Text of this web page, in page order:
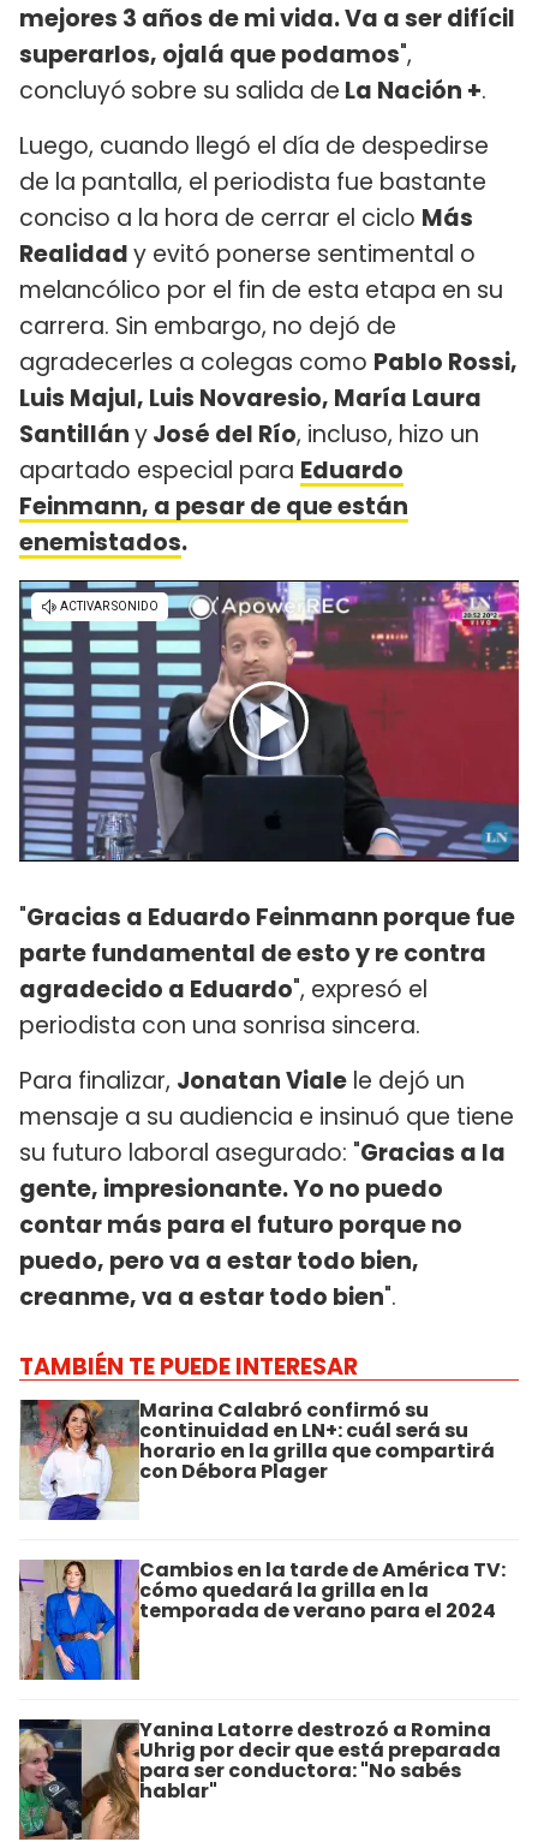
mejores 3 años de mi vida. Va a ser difícil
superarlos, ojalá que podamos",
concluyó sobre su salida de La Nación +.
Luego, cuando llegó el día de despedirse
de la pantalla, el periodista fue bastante
conciso a la hora de cerrar el ciclo Más
Realidady evitó ponerse sentimental o
melancólico por el fin de esta etapa en su
carrera. Sin embargo, no dejó de
agradecerles a colegas como Pablo Rossi,
Luis Majul, Luis Novaresio, María Laura
SantillányJosé del Río, incluso, hizo un
apartado especial para Eduardo
Feinmann, a pesar de que están
enemistados.
"Gracias a Eduardo Feinmann porque fue
parte fundamental de esto y re contra
agradecido a Eduardo", expresó el
periodista con una sonrisa sincera.
Para finalizar, Jonatan Viale le dejó un
mensaje a su audiencia e insinuó que tiene
su futuro laboral asegurado: "Gracias a la
gente, impresionante. Yo no puedo
contar más para el futuro porque no
puedo, pero va a estar todo bien,
creanme, va a estar todo bien".
TAMBIÉN TE PUEDE INTERESAR
Marina Calabró confirmó su
continuidad en LN+: cuál será su
horario en la grilla que compartirá
con Débora Plager
Cambios en la tarde de América TV:
cómo quedará la grilla en la
temporada de verano para el 2024
Yanina Latorre destrozó a Romina
Uhrig por decir que está preparada
para ser conductora: "No sabés
hablar"